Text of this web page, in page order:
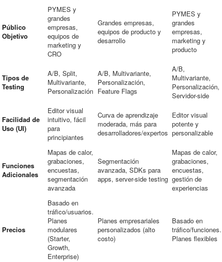
Público
Objetivo
PYMES y
grandes
empresas,
equipos de
marketing y
CRO
Grandes empresas,
equipos de producto y
desarrollo
PYMES y
grandes
empresas,
marketing y
producto
Tipos de
Testing
A/B, Split,
Multivariante,
Personalización
A/B, Multivariante,
Personalización,
Feature Flags
A/B,
Multivariante,
Personalización,
Servidor-side
Facilidad de
Uso (UI)
Editor visual
intuitivo, fácil
para
principiantes
Curva de aprendizaje
moderada, más para
desarrolladores/expertos
Editor visual
potente y
personalizable
Funciones
Adicionales
Mapas de calor,
grabaciones,
encuestas,
segmentación
avanzada
Segmentación
avanzada, SDKs para
apps, server-side testing
Mapas de calor,
grabaciones,
encuestas,
gestión de
experiencias
Precios
Basado en
tráfico/usuarios.
Planes
modulares
(Starter,
Growth,
Enterprise)
Planes empresariales
personalizados (alto
costo)
Basado en
tráfico/funciones.
Planes flexibles